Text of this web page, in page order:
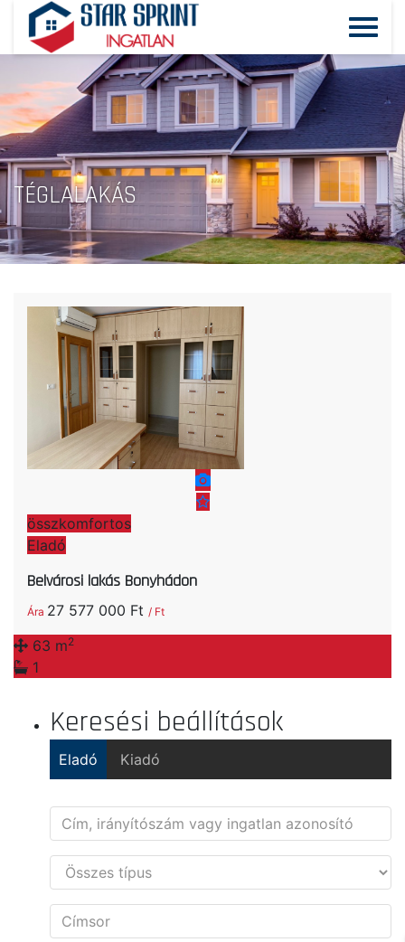
TÉGLALAKÁS
összkomfortos
Eladó
Belvárosi lakás Bonyhádon
Ára 27 577 000 Ft / Ft
63 m2
1
Keresési beállítások
Eladó Kiadó